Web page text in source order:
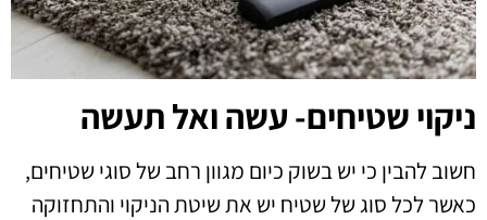
ניקוי שטיחים- עשה ואל תעשה
חשוב להבין כי יש בשוק כיום מגוון רחב של סוגי שטיחים,
כאשר לכל סוג של שטיח יש את שיטת הניקוי והתחזוקה